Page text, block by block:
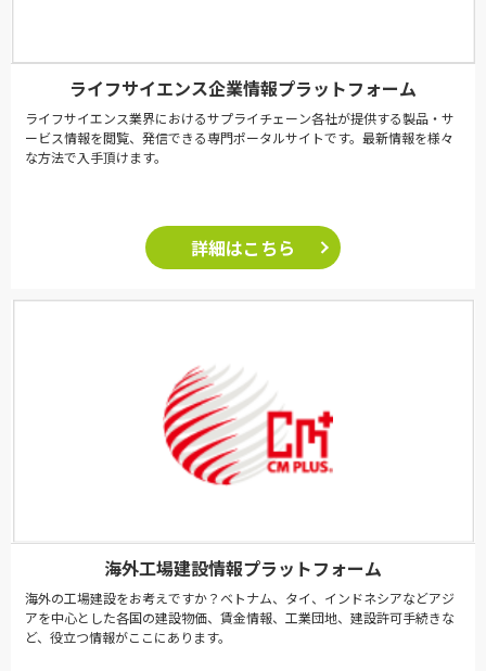
ライフサイエンス企業情報プラットフォーム
ライフサイエンス業界におけるサプライチェーン各社が提供する製品・サ
ービス情報を閲覧、発信できる専門ポータルサイトです。最新情報を様々
な方法で入手頂けます。
詳細はこちら
海外工場建設情報プラットフォーム
海外の工場建設をお考えですか？ベトナム、タイ、インドネシアなどアジ
アを中心とした各国の建設物価、賃金情報、工業団地、建設許可手続きな
ど、役立つ情報がここにあります。